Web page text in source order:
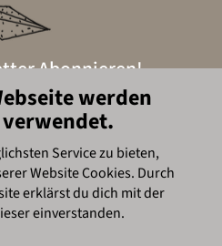
Abonnieren!
anmelden
2016
werden
Service zu bieten,
Website Cookies. Durch
erklärst du dich mit der
einverstanden.